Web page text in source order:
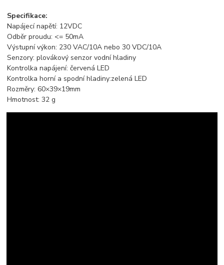
Specifikace:
Napájecí napětí: 12VDC
Odběr proudu: <= 50mA
Výstupní výkon: 230 VAC/10A nebo 30 VDC/10A
Senzory: plovákový senzor vodní hladiny
Kontrolka napájení: červená LED
Kontrolka horní a spodní hladiny:zelená LED
Rozměry: 60×39×19mm
Hmotnost: 32 g